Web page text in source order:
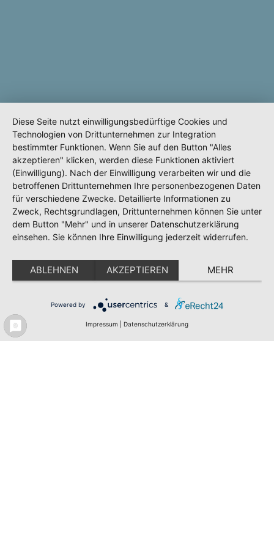
Diese Seite nutzt einwilligungsbedürftige Cookies und
Technologien von Drittunternehmen zur Integration
bestimmter Funktionen. Wenn Sie auf den Button "Alles
akzeptieren" klicken, werden diese Funktionen aktiviert
(Einwilligung). Nach der Einwilligung verarbeiten wir und die
betroffenen Drittunternehmen Ihre personenbezogenen Daten
für verschiedene Zwecke. Detaillierte Informationen zu
Zweck, Rechtsgrundlagen, Drittunternehmen können Sie unter
dem Button "Mehr" und in unserer Datenschutzerklärung
einsehen. Sie können Ihre Einwilligung jederzeit widerrufen.
ABLEHNEN AKZEPTIEREN MEHR
Powered by &
Impressum Datenschutzerklärung